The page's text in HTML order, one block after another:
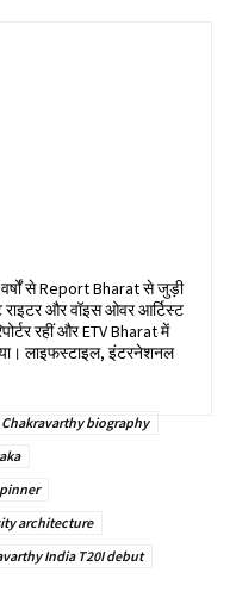
वर्षों से Report Bharat से जुड़ी
और वॉइस ओवर आर्टिस्ट
रहीं और ETV Bharat में
लाइफस्टाइल, इंटरनेशनल
Chakravarthy biography
architecture
India T20I debut